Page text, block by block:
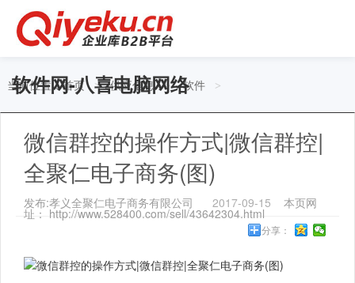
软件网-八喜电脑网络
当前位置：首页 > 供应信息 > 软件 >
微信群控的操作方式|微信群控|
全聚仁电子商务(图)
发布:孝义全聚仁电子商务有限公司 2017-09-15 本页网
址： http://www.528400.com/sell/43642304.html
分享：